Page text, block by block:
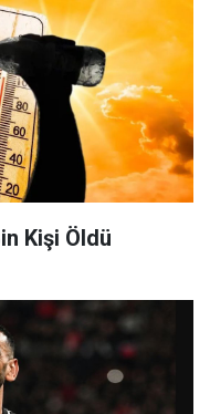
Kişi Öldü